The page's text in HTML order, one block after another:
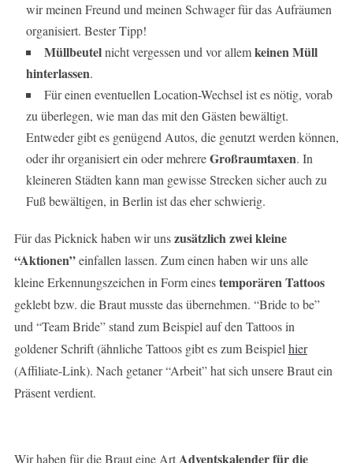
wir meinen Freund und meinen Schwager für das Aufräumen
organisiert. Bester Tipp!
Müllbeutelnicht vergessen und vor allemkeinen Müll
hinterlassen.
Für einen eventuellen Location-Wechsel ist es nötig, vorab
zu überlegen, wie man das mit den Gästen bewältigt.
Entweder gibt es genügend Autos, die genutzt werden können,
oder ihr organisiert ein oder mehrereGroßraumtaxen. In
kleineren Städten kann man gewisse Strecken sicher auch zu
Fuß bewältigen, in Berlin ist das eher schwierig.
Für das Picknick haben wir unszusätzlich zwei kleine
“Aktionen”einfallen lassen. Zum einen haben wir uns alle
kleine Erkennungszeichen in Form einestemporären Tattoos
geklebt bzw. die Braut musste das übernehmen. “Bride to be”
und “Team Bride” stand zum Beispiel auf den Tattoos in
goldener Schrift (ähnliche Tattoos gibt es zum Beispiel hier
(Affiliate-Link). Nach getaner “Arbeit” hat sich unsere Braut ein
Präsent verdient.
Wir haben für die Braut eine ArtAdventskalender für die